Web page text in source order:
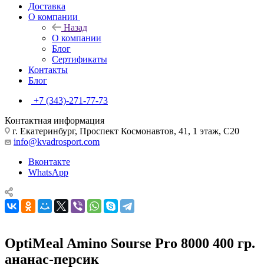
Доставка
О компании
Назад
О компании
Блог
Сертификаты
Контакты
Блог
+7 (343)-271-77-73
Контактная информация
г. Екатеринбург, Проспект Космонавтов, 41, 1 этаж, С20
info@kvadrosport.com
Вконтакте
WhatsApp
OptiMeal Amino Sourse Pro 8000 400 гр.
ананас-персик